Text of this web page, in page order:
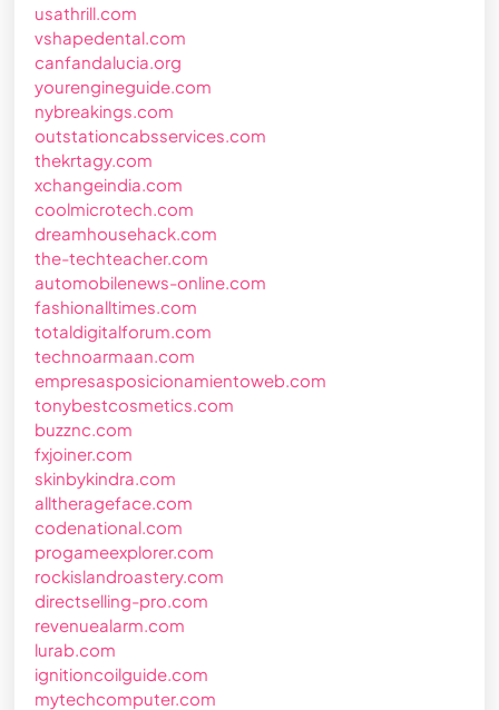
usathrill.com
vshapedental.com
canfandalucia.org
yourengineguide.com
nybreakings.com
outstationcabsservices.com
thekrtagy.com
xchangeindia.com
coolmicrotech.com
dreamhousehack.com
the-techteacher.com
automobilenews-online.com
fashionalltimes.com
totaldigitalforum.com
technoarmaan.com
empresasposicionamientoweb.com
tonybestcosmetics.com
buzznc.com
fxjoiner.com
skinbykindra.com
alltherageface.com
codenational.com
progameexplorer.com
rockislandroastery.com
directselling-pro.com
revenuealarm.com
lurab.com
ignitioncoilguide.com
mytechcomputer.com